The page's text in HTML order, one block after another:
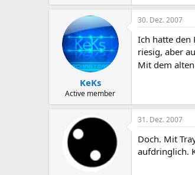
KeKs
Active member
30. Dez. 2007
Ich hatte den
riesig, aber
Mit dem
31. Dez. 2007
Doch. Mit
aufdringlich.